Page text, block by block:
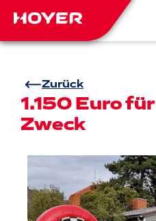
Zurück
1.150 Euro
Zweck